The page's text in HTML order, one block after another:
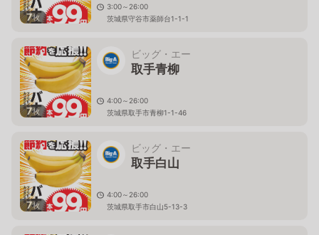
7枚
3:00～26:00
茨城県守谷市薬師台1-1-1
7枚
ビッグ・エー
取手青柳
4:00～26:00
茨城県取手市青柳1-1-46
7枚
ビッグ・エー
取手白山
4:00～26:00
茨城県取手市白山5-13-3